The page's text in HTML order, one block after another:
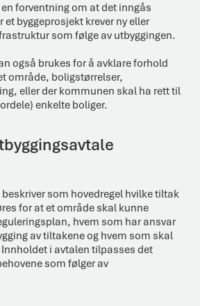
forventning om at det inngås
byggeprosjekt krever ny eller
som følge av utbyggingen.
også brukes for å avklare forhold
område, boligstørrelser,
eller der kommunen skal ha rett til
enkelte boliger.
som hovedregel hvilke tiltak
for at et område skal kunne
hvem som har ansvar
av tiltakene og hvem som skal
i avtalen tilpasses det
som følger av